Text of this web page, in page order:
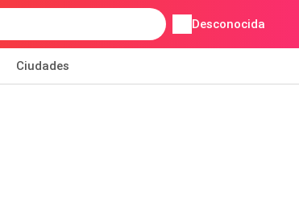
Desconocida
Ciudades